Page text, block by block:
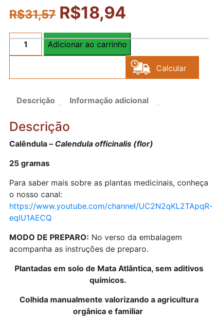
R$31,57 R$18,94
Calêndula
(flores
quantidade
Calcular
Adicionar ao carrinho
Descrição Informação adicional
Descrição
Calêndula – Calendula officinalis (flor)
25 gramas
Para saber mais sobre as plantas medicinais, conheça
o nosso canal:
https://www.youtube.com/channel/UC2N2qKL2TApqR-
eqlU1AECQ
MODO DE PREPARO: No verso da embalagem
acompanha as instruções de preparo.
Plantadas em solo de Mata Atlântica, sem aditivos
químicos.
Colhida manualmente valorizando a agricultura
orgânica e familiar